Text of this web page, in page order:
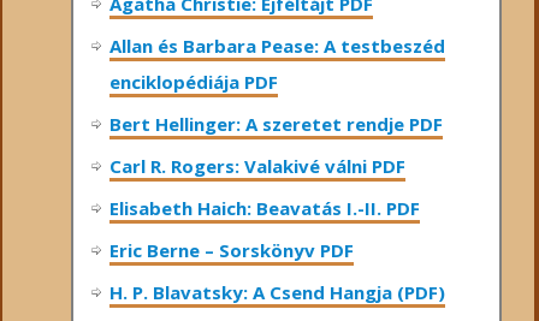
Allan és Barbara Pease: A testbeszéd
enciklopédiája PDF
Bert Hellinger: A ​szeretet rendje PDF
Carl R. Rogers: Valakivé válni PDF
Elisabeth Haich: Beavatás I.-II. PDF
Eric Berne – Sorskönyv PDF
H. P. Blavatsky: A Csend Hangja (PDF)